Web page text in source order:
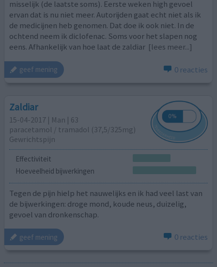
misselijk (de laatste soms). Eerste weken high gevoel
ervan dat is nu niet meer. Autorijden gaat echt niet als ik
de medicijnen heb genomen. Dat doe ik ook niet. In de
ochtend neem ik diclofenac. Soms voor het slapen nog
eens. Afhankelijk van hoe laat de zaldiar [lees meer...]
geef mening 0 reacties
Zaldiar
15-04-2017 | Man | 63
paracetamol / tramadol (37,5/325mg)
Gewrichtspijn
Effectiviteit
Hoeveelheid bijwerkingen
Tegen de pijn hielp het nauwelijks en ik had veel last van
de bijwerkingen: droge mond, koude neus, duizelig,
gevoel van dronkenschap.
geef mening 0 reacties